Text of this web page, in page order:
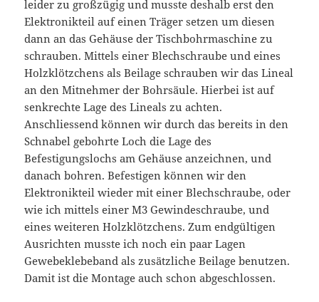
leider zu großzügig und musste deshalb erst den
Elektronikteil auf einen Träger setzen um diesen
dann an das Gehäuse der Tischbohrmaschine zu
schrauben. Mittels einer Blechschraube und eines
Holzklötzchens als Beilage schrauben wir das Lineal
an den Mitnehmer der Bohrsäule. Hierbei ist auf
senkrechte Lage des Lineals zu achten.
Anschliessend können wir durch das bereits in den
Schnabel gebohrte Loch die Lage des
Befestigungslochs am Gehäuse anzeichnen, und
danach bohren. Befestigen können wir den
Elektronikteil wieder mit einer Blechschraube, oder
wie ich mittels einer M3 Gewindeschraube, und
eines weiteren Holzklötzchens. Zum endgültigen
Ausrichten musste ich noch ein paar Lagen
Gewebeklebeband als zusätzliche Beilage benutzen.
Damit ist die Montage auch schon abgeschlossen.